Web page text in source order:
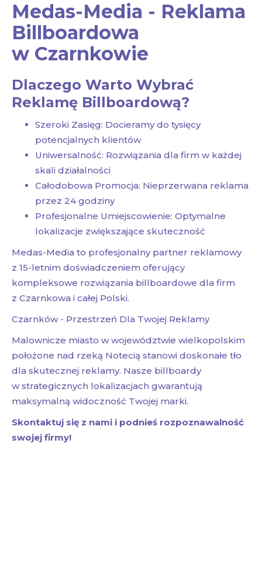
Medas-Media - Reklama
Billboardowa
w Czarnkowie
Dlaczego Warto Wybrać
Reklamę Billboardową?
Szeroki Zasięg: Docieramy do tysięcy
potencjalnych klientów
Uniwersalność: Rozwiązania dla firm w każdej
skali działalności
Całodobowa Promocja: Nieprzerwana reklama
przez 24 godziny
Profesjonalne Umiejscowienie: Optymalne
lokalizacje zwiększające skuteczność
Medas-Media to profesjonalny partner reklamowy
z 15-letnim doświadczeniem oferujący
kompleksowe rozwiązania billboardowe dla firm
z Czarnkowa i całej Polski.
Czarnków - Przestrzeń Dla Twojej Reklamy
Malownicze miasto w województwie wielkopolskim
położone nad rzeką Notecią stanowi doskonałe tło
dla skutecznej reklamy. Nasze billboardy
w strategicznych lokalizacjach gwarantują
maksymalną widoczność Twojej marki.
Skontaktuj się z nami i podnieś rozpoznawalność
swojej firmy!